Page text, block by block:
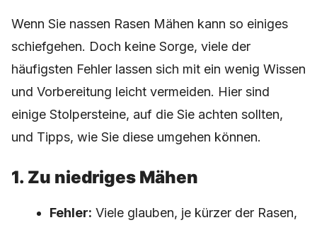
Wenn Sie nassen Rasen Mähen kann so einiges
schiefgehen. Doch keine Sorge, viele der
häufigsten Fehler lassen sich mit ein wenig Wissen
und Vorbereitung leicht vermeiden. Hier sind
einige Stolpersteine, auf die Sie achten sollten,
und Tipps, wie Sie diese umgehen können.
1. Zu niedriges Mähen
Fehler: Viele glauben, je kürzer der Rasen,